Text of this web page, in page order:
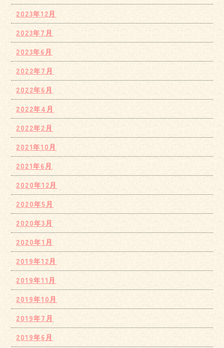
2023年12月
2023年7月
2023年6月
2022年7月
2022年6月
2022年4月
2022年2月
2021年10月
2021年6月
2020年12月
2020年5月
2020年3月
2020年1月
2019年12月
2019年11月
2019年10月
2019年7月
2019年6月